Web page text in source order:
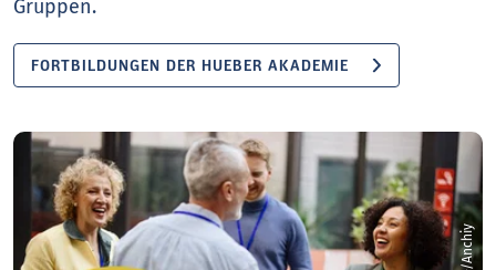
Gruppen.
FORTBILDUNGEN DER HUEBER AKADEMIE